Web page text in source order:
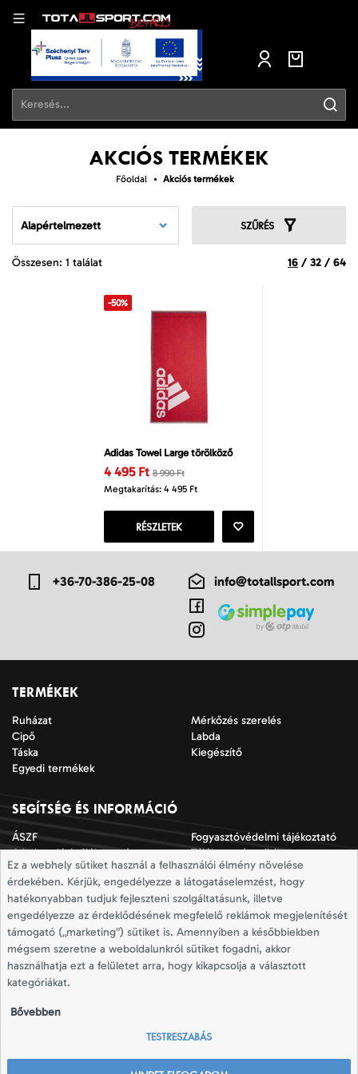
AKCIÓS TERMÉKEK
Főoldal Akciós termékek
Alapértelmezett SZŰRÉS
Összesen: 1 találat 16 / 32 / 64
-50%
Adidas Towel Large törölköző
4 495 Ft 8 990 Ft
Megtakarítás: 4 495 Ft
RÉSZLETEK
+36-70-386-25-08 info@totallsport.com
TERMÉKEK
Ruházat
Mérkőzés szerelés
Cipő
Labda
Táska
Kiegészítő
Egyedi termékek
SEGÍTSÉG ÉS INFORMÁCIÓ
ÁSZF
Fogyasztóvédelmi tájékoztató
Adatkezelési tájékoztató
Tájékoztató a sütik
alkalmazásáról
Jogi nyilatkozat
Impresszum
Elállási nyilatkozat
Mérettáblázatok
Szállítási információk
Elállás a szerződéstől
Totallsport © 2026
Minden jog fenntartva
A totallsport.com az adidas és Joma márkák
hivatalos viszonteladója.
Ez a webhely sütiket használ a felhasználói élmény növelése
érdekében. Kérjük, engedélyezze a látogatáselemzést, hogy
hatékonyabban tudjuk fejleszteni szolgáltatásunk, illetve
engedélyezze az érdeklődésének megfelelő reklámok megjelenítését
támogató („marketing”) sütiket is. Amennyiben a későbbiekben
mégsem szeretne a weboldalunkról sütiket fogadni, akkor
használhatja ezt a felületet arra, hogy kikapcsolja a választott
kategóriákat.
Bővebben
TESTRESZABÁS